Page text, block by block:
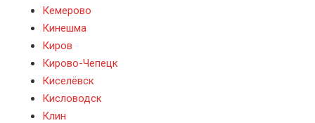
Кемерово
Кинешма
Киров
Кирово-Чепецк
Киселёвск
Кисловодск
Клин